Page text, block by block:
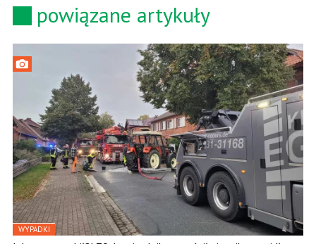
powiązane artykuły
WYPADKI